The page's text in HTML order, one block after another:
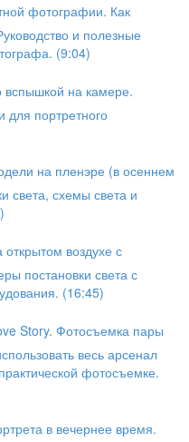
фотографии. Как
и полезные
(9:04)
вспышкой на камере.
для портретного
на пленэре (в осеннем
света, схемы света и
воздухе с
постановки света с
(16:45)
Story. Фотосъемка пары
весь арсенал
фотосъемке.
в вечернее время.